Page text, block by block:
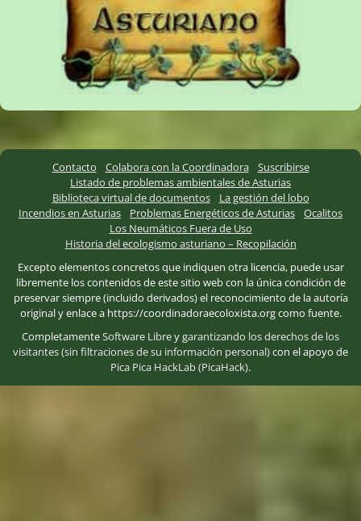
Contacto Colabora con la Coordinadora
Suscribirse
Listado de problemas ambientales de Asturias
Biblioteca virtual de documentos
La gestión del lobo
Incendios en Asturias
Problemas Energéticos de Asturias
Ocalitos
Los Neumáticos Fuera de Uso
Historia del ecologismo asturiano – Recopilación
Excepto elementos concretos que indiquen otra licencia, puede usar
libremente los contenidos de este sitio web con la única condición de
preservar siempre (incluido derivados) el reconocimiento de la autoría
original y enlace a https://coordinadoraecoloxista.org como fuente.
CompletamenteSoftware Libreygarantizando los derechos de los
visitantes (sin filtraciones de su información personal)con el apoyo de
Pica Pica HackLab (PicaHack).